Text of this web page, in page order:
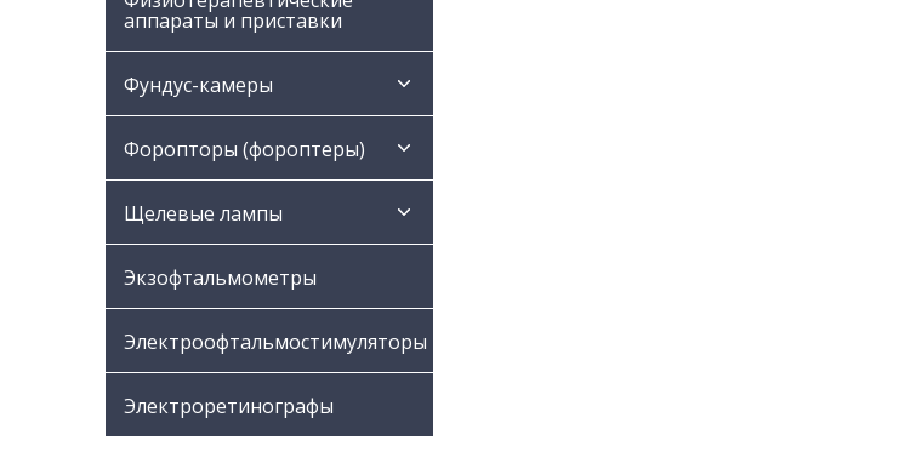
аппараты и приставки
Фундус-камеры
Форопторы (фороптеры)
Щелевые лампы
Экзофтальмометры
Электроофтальмостимуляторы
Электроретинографы